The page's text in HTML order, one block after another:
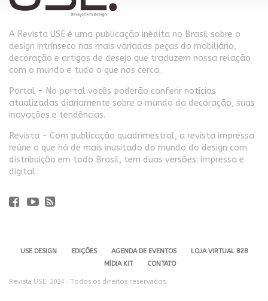
A Revista USE é uma publicação inédita no Brasil sobre o
design intrínseco nas mais variadas peças do mobiliário,
decoração e artigos de desejo que traduzem nossa relação
com o mundo e tudo o que nos cerca.
Portal - No portal vocês poderão conferir notícias
atualizadas diariamente sobre o mundo da decoração, suas
inovações e tendências.
Revista - Com publicação quadrimestral, a revista impressa
reúne o que há de mais inusitado do mundo do design com
distribuição em todo Brasil, tem duas versões: impressa e
digital.
USE DESIGN EDIÇÕES AGENDA DE EVENTOS
LOJA VIRTUAL B2B
MÍDIA KIT
CONTATO
Revista USE. 2024 - Todos os direitos reservados.